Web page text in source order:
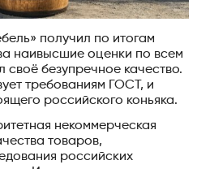
получил по итогам
наивысшие оценки по всем
своё безупречное качество.
требованиям ГОСТ, и
российского коньяка.
некоммерческая
товаров,
российских